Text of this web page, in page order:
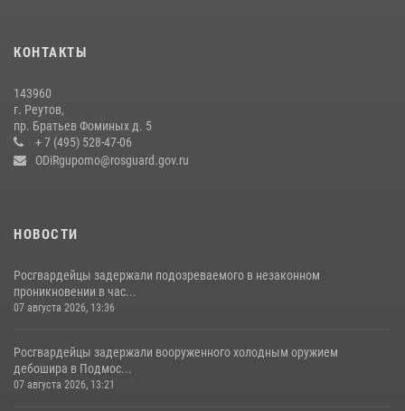
18 июля 2026, 07:03
сотрудников спецподразделений в преодолении полосы
препятствий со стрельбой
14 июля 2026, 15:13
КОНТАКТЫ
143960
г. Реутов,
пр. Братьев Фоминых д. 5
+ 7 (495) 528-47-06
ODiRgupomo@rosguard.gov.ru
НОВОСТИ
Росгвардейцы задержали подозреваемого в незаконном
проникновении в час...
07 августа 2026, 13:36
Росгвардейцы задержали вооруженного холодным оружием
дебошира в Подмос...
07 августа 2026, 13:21